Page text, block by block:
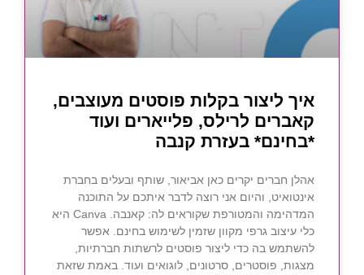
איך ליצור בקלות פוסטים מעוצבים,
קאברים לרילס, פלייארים ועוד
*בחינם* בעזרת קנבה
אהלן חברים יקרים כאן אביאור, שותף ובעלים בחברת
אינטואיט, והיום אני רוצה לדבר איתכם על התוכנה
המדהימה והמטורפת שקוראים לה: קאנבה. Canva היא
כלי עיצוב גרפי מקוון שזמין לשימוש בחינם. אפשר
להשתמש בה כדי ליצור פוסטים לרשתות חברתיות,
מצגות, פוסטרים, סרטונים, לוגואים ועוד. באמת שזאת